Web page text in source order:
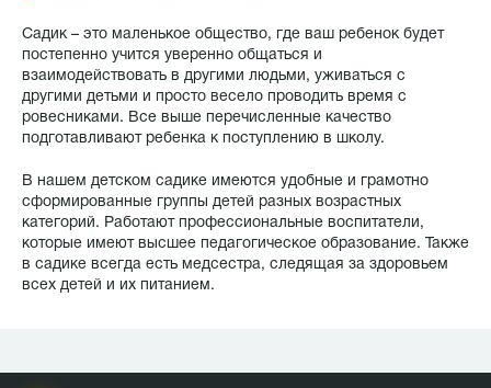
Садик – это маленькое общество, где ваш ребенок будет
постепенно учится уверенно общаться и
взаимодействовать в другими людьми, уживаться с
другими детьми и просто весело проводить время с
ровесниками. Все выше перечисленные качество
подготавливают ребенка к поступлению в школу.
В нашем детском садике имеются удобные и грамотно
сформированные группы детей разных возрастных
категорий. Работают профессиональные воспитатели,
которые имеют высшее педагогическое образование. Также
в садике всегда есть медсестра, следящая за здоровьем
всех детей и их питанием.